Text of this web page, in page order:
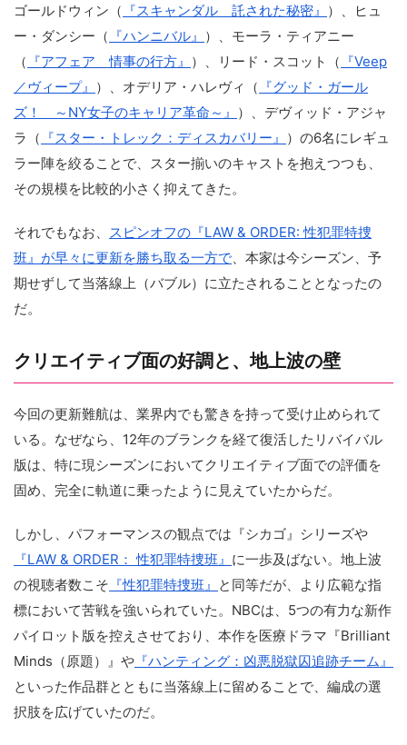
ゴールドウィン（ 『スキャンダル 託された秘密』 ）、ヒュ
ー・ダンシー（ 『ハンニバル』 ）、モーラ・ティアニー
（ 『アフェア 情事の行方』 ）、リード・スコット（ 『Veep
／ヴィープ』 ）、オデリア・ハレヴィ（ 『グッド・ガール
ズ！ ～NY女子のキャリア革命～』 ）、デヴィッド・アジャ
ラ（ 『スター・トレック：ディスカバリー』 ）の6名にレギュ
ラー陣を絞ることで、スター揃いのキャストを抱えつつも、
その規模を比較的小さく抑えてきた。
それでもなお、
スピンオフの『LAW & ORDER: 性犯罪特捜
班』が早々に更新を勝ち取る一方で 、本家は今シーズン、予
期せずして当落線上（バブル）に立たされることとなったの
だ。
クリエイティブ面の好調と、地上波の壁
今回の更新難航は、業界内でも驚きを持って受け止められて
いる。なぜなら、12年のブランクを経て復活したリバイバル
版は、特に現シーズンにおいてクリエイティブ面での評価を
固め、完全に軌道に乗ったように見えていたからだ。
しかし、パフォーマンスの観点では『シカゴ』シリーズや
『LAW & ORDER： 性犯罪特捜班』 に一歩及ばない。地上波
の視聴者数こそ 『性犯罪特捜班』 と同等だが、より広範な指
標において苦戦を強いられていた。NBCは、5つの有力な新作
パイロット版を控えさせており、本作を医療ドラマ『Brilliant
Minds（原題）』や 『ハンティング：凶悪脱獄囚追跡チーム』
といった作品群とともに当落線上に留めることで、編成の選
択肢を広げていたのだ。